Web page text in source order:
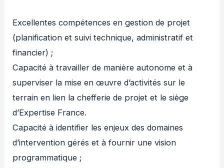
Excellentes compétences en gestion de projet
(planification et suivi technique, administratif et
financier) ;
Capacité à travailler de manière autonome et à
superviser la mise en œuvre d’activités sur le
terrain en lien la chefferie de projet et le siège
d’Expertise France.
Capacité à identifier les enjeux des domaines
d’intervention gérés et à fournir une vision
programmatique ;